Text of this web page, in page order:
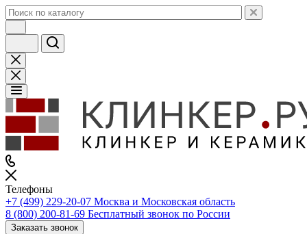
Телефоны
+7 (499) 229-20-07 Москва и Московская область
8 (800) 200-81-69 Бесплатный звонок по России
Заказать звонок